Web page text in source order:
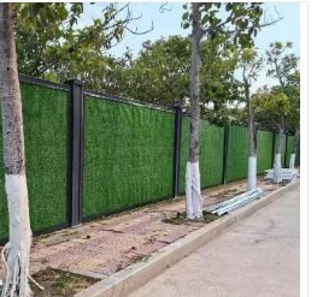
压型彩钢板
钢结构配件
彩钢板
市